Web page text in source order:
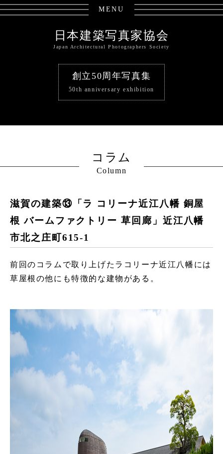
MENU
日本建築写真家協会
Japan Architectural Photographers Society
創立50周年写真集
50th anniversary exhibition
コラム
Column
滋賀の建築⑬「ラ コリーナ近江八幡 銅屋
根 バームファクトリー 草回廊」近江八幡
市北之庄町615-1
前回のコラムで取り上げたラコリーナ近江八幡には
草屋根の他にも特徴的な建物がある。